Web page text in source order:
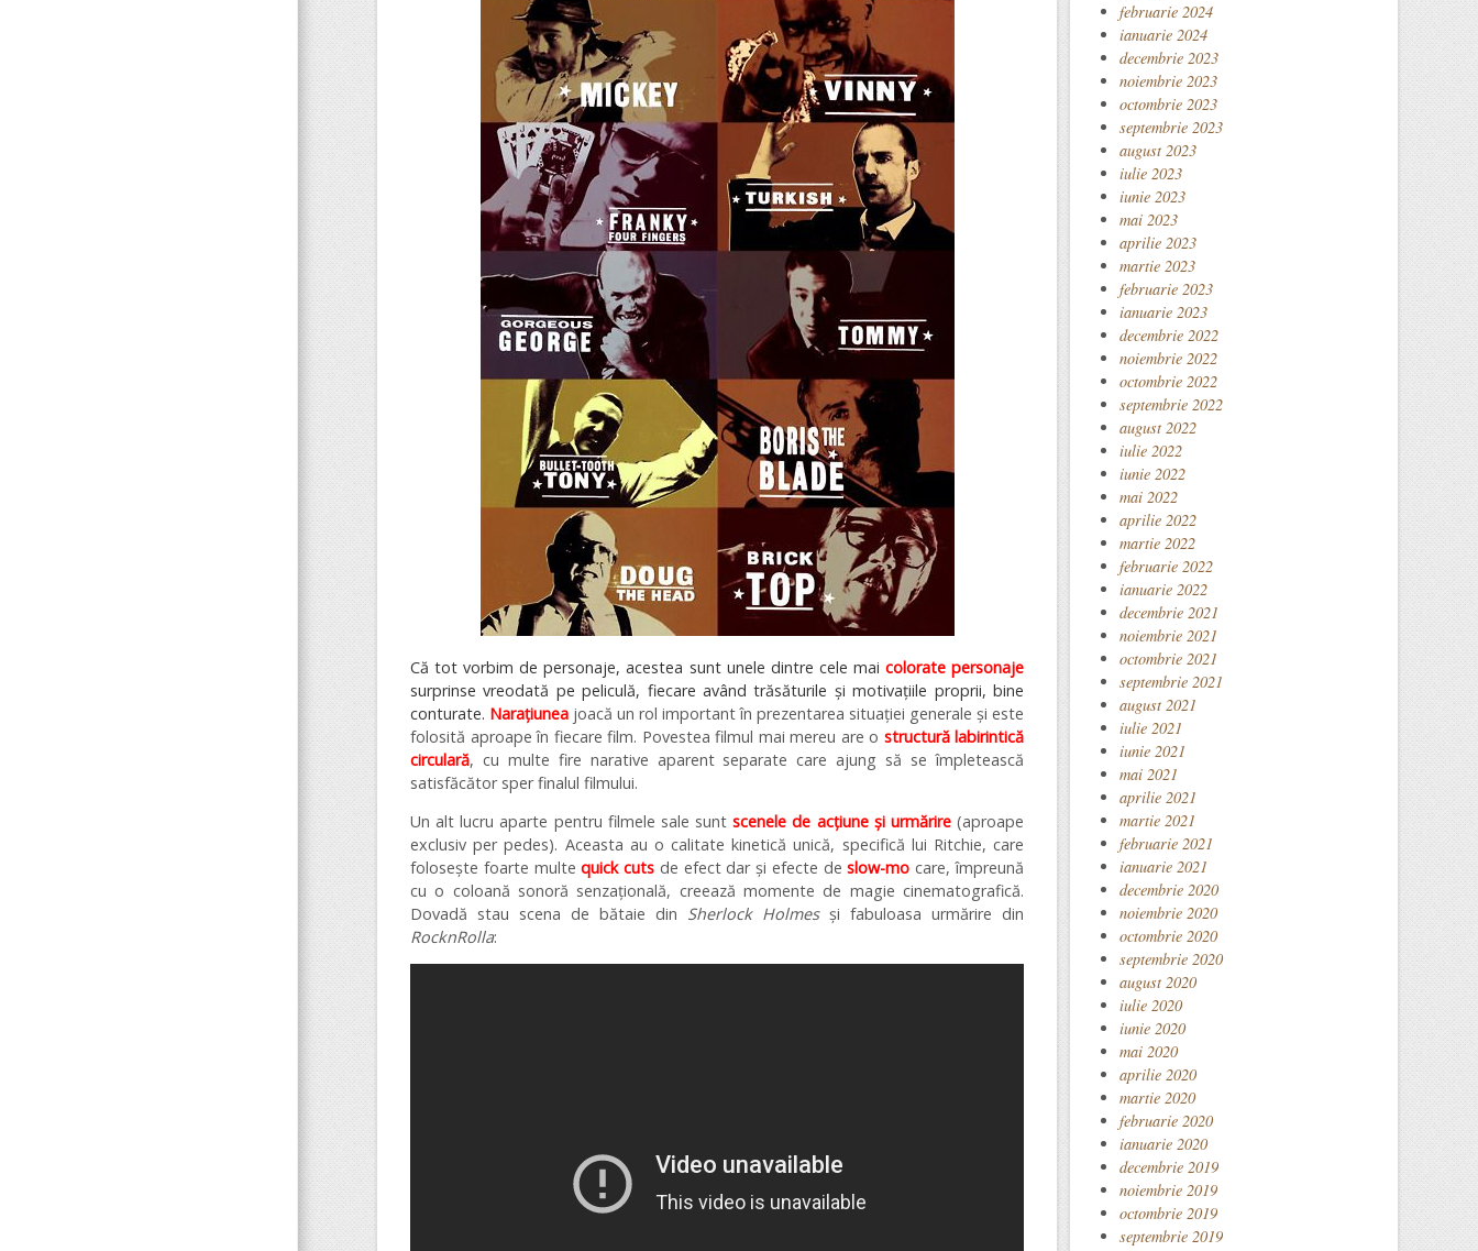
Că tot vorbim de personaje, acestea sunt unele dintre cele mai colorate personaje
surprinse vreodată pe peliculă, fiecare având trăsăturile și motivațiile proprii, bine
conturate. Narațiunea joacă un rol important în prezentarea situației generale și este
folosită aproape în fiecare film. Povestea filmul mai mereu are o structură labirintică
circulară, cu multe fire narative aparent separate care ajung să se împletească
satisfăcător sper finalul filmului.
Un alt lucru aparte pentru filmele sale sunt scenele de acțiune și urmărire(aproape
exclusiv per pedes). Aceasta au o calitate kinetică unică, specifică lui Ritchie, care
folosește foarte multequick cuts de efect dar și efecte deslow-mo care, împreună
cu o coloană sonoră senzațională, creează momente de magie cinematografică.
Dovadă stau scena de bătaie din Sherlock Holmesși fabuloasa urmărire din
RocknRolla:
februarie 2024
ianuarie 2024
decembrie 2023
noiembrie 2023
octombrie 2023
septembrie 2023
august 2023
iulie 2023
iunie 2023
mai 2023
aprilie 2023
martie 2023
februarie 2023
ianuarie 2023
decembrie 2022
noiembrie 2022
octombrie 2022
septembrie 2022
august 2022
iulie 2022
iunie 2022
mai 2022
aprilie 2022
martie 2022
februarie 2022
ianuarie 2022
decembrie 2021
noiembrie 2021
octombrie 2021
septembrie 2021
august 2021
iulie 2021
iunie 2021
mai 2021
aprilie 2021
martie 2021
februarie 2021
ianuarie 2021
decembrie 2020
noiembrie 2020
octombrie 2020
septembrie 2020
august 2020
iulie 2020
iunie 2020
mai 2020
aprilie 2020
martie 2020
februarie 2020
ianuarie 2020
decembrie 2019
noiembrie 2019
octombrie 2019
septembrie 2019